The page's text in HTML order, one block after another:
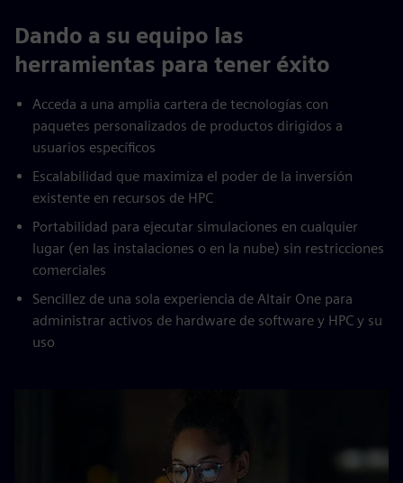
Dando a su equipo las
herramientas para tener éxito
Acceda a una amplia cartera de tecnologías con
paquetes personalizados de productos dirigidos a
usuarios específicos
Escalabilidad que maximiza el poder de la inversión
existente en recursos de HPC
Portabilidad para ejecutar simulaciones en cualquier
lugar (en las instalaciones o en la nube) sin restricciones
comerciales
Sencillez de una sola experiencia de Altair One para
administrar activos de hardware de software y HPC y su
uso